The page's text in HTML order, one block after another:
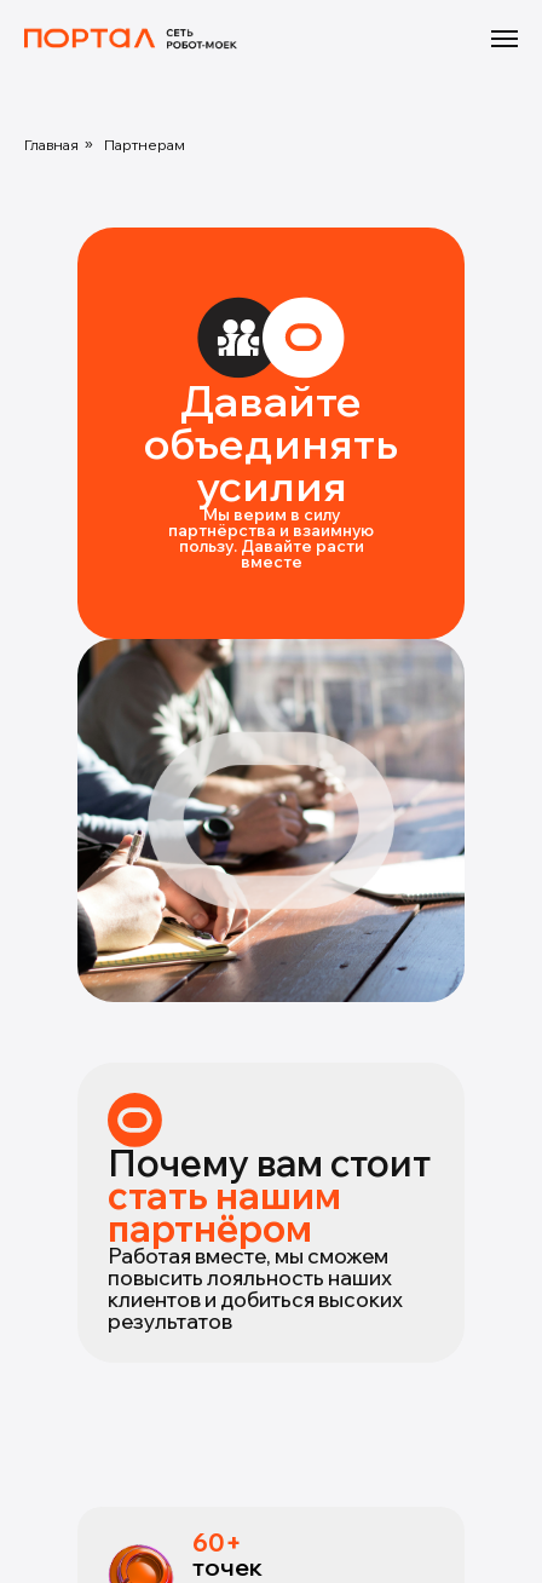
Главная » Партнерам
Давайте
объединять
усилия
Мы верим в силу
партнёрства и взаимную
пользу. Давайте расти
вместе
Почему вам стоит
стать нашим
партнёром
Работая вместе, мы сможем
повысить лояльность наших
клиентов и добиться высоких
результатов
60+
точек